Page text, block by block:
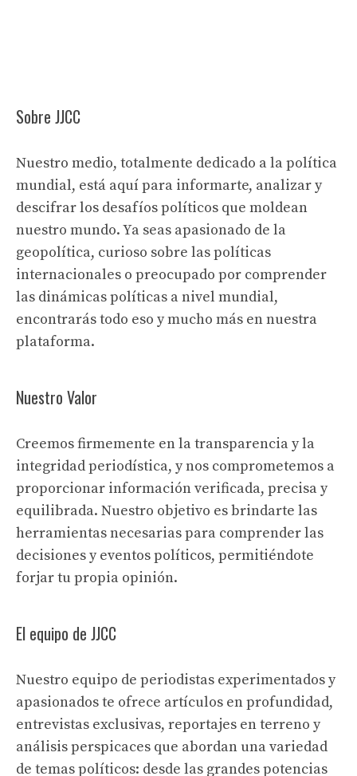
Sobre JJCC
Nuestro medio, totalmente dedicado a la política
mundial, está aquí para informarte, analizar y
descifrar los desafíos políticos que moldean
nuestro mundo. Ya seas apasionado de la
geopolítica, curioso sobre las políticas
internacionales o preocupado por comprender
las dinámicas políticas a nivel mundial,
encontrarás todo eso y mucho más en nuestra
plataforma.
Nuestro Valor
Creemos firmemente en la transparencia y la
integridad periodística, y nos comprometemos a
proporcionar información verificada, precisa y
equilibrada. Nuestro objetivo es brindarte las
herramientas necesarias para comprender las
decisiones y eventos políticos, permitiéndote
forjar tu propia opinión.
El equipo de JJCC
Nuestro equipo de periodistas experimentados y
apasionados te ofrece artículos en profundidad,
entrevistas exclusivas, reportajes en terreno y
análisis perspicaces que abordan una variedad
de temas políticos: desde las grandes potencias